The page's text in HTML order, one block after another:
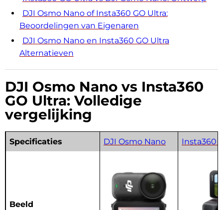
DJI Osmo Nano of Insta360 GO Ultra:
Beoordelingen van Eigenaren
DJI Osmo Nano en Insta360 GO Ultra
Alternatieven
DJI Osmo Nano vs Insta360
GO Ultra: Volledige
vergelijking
Specificaties DJI Osmo Nano Insta360
Beeld